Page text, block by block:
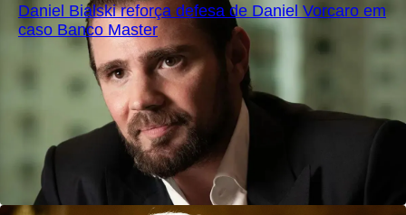
Daniel Bialski reforça defesa de Daniel Vorcaro em
caso Banco Master